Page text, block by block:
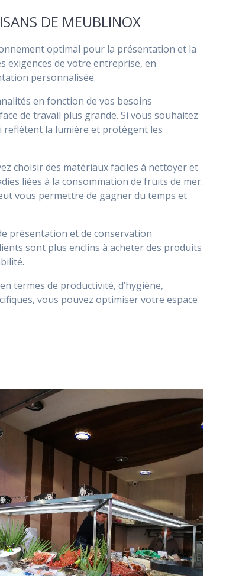
DE MEUBLINOX
optimal pour la présentation et la
exigences de votre entreprise, en
personnalisée.
en fonction de vos besoins
de travail plus grande. Si vous souhaitez
reflètent la lumière et protègent les
choisir des matériaux faciles à nettoyer et
liées à la consommation de fruits de mer.
vous permettre de gagner du temps et
présentation et de conservation
sont plus enclins à acheter des produits
termes de productivité, d’hygiène,
vous pouvez optimiser votre espace